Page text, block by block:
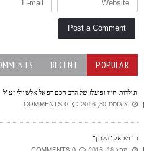
POPULAR
RECENT
COMMENTS
חייו ופועלו של הרב חכם רפאל אלשוילי זצ"ל
אוגוסט 30, 2016 0 COMMENTS
מיכאל "הקטן"